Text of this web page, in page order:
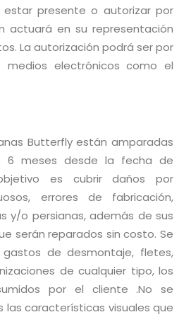
presente o autorizar por
actuará en su representación
La autorización podrá ser por
medios electrónicos como el
Butterfly están amparadas
6 meses desde la fecha de
es cubrir daños por
errores de fabricación,
y/o persianas, además de sus
serán reparados sin costo. Se
de desmontaje, fletes,
de cualquier tipo, los
por el cliente .No se
las características visuales que